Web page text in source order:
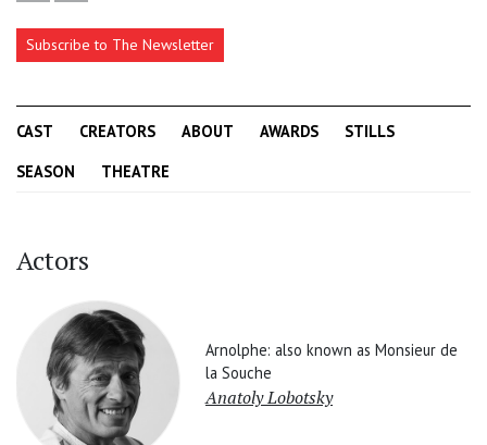
Subscribe to The Newsletter
CAST CREATORS ABOUT AWARDS
STILLS
SEASON
THEATRE
Actors
Arnolphe: also known as Monsieur de
la Souche
Anatoly Lobotsky